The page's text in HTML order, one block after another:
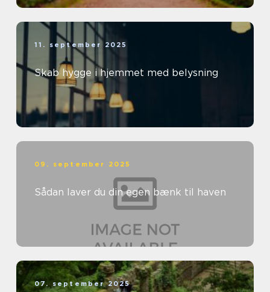
11. september 2025
Skab hygge i hjemmet med belysning
09. september 2025
Sådan laver du din egen bænk til haven
07. september 2025